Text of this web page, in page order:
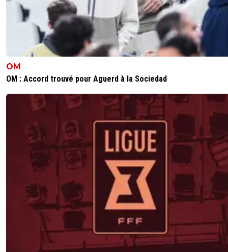
OM
OM : Accord trouvé pour Aguerd à la Sociedad